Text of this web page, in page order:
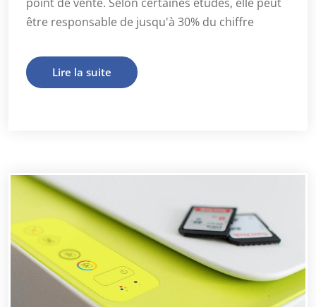
être responsable de jusqu'à 30% du chiffre
Lire la suite